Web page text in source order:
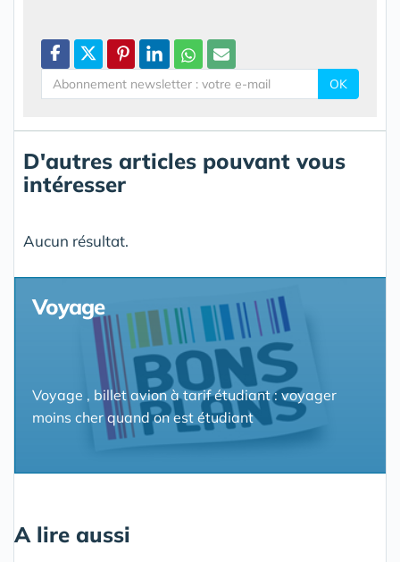
OK
D'autres articles pouvant vous
intéresser
Aucun résultat.
Voyage
Voyage , billet avion à tarif étudiant : voyager
moins cher quand on est étudiant
A lire aussi